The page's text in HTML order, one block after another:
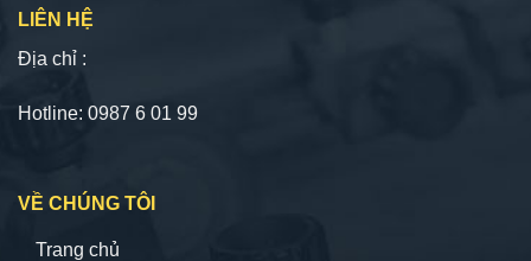
LIÊN HỆ
Địa chỉ :
Hotline: 0987 6 01 99
VỀ CHÚNG TÔI
Trang chủ